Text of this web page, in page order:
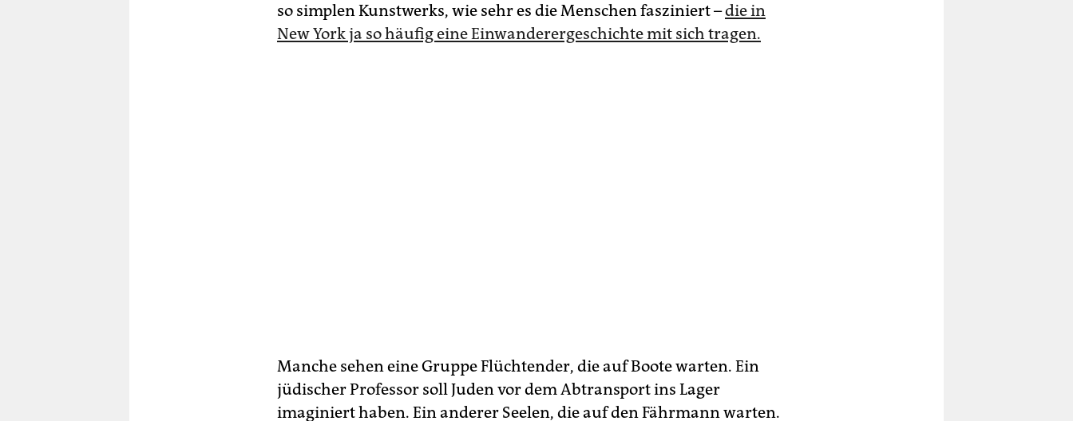
so simplen Kunstwerks, wie sehr es die Menschen fasziniert –die in
New York ja so häufig eine Einwanderergeschichte mit sich tragen.
Manche sehen eine Gruppe Flüchtender, die auf Boote warten. Ein
jüdischer Professor soll Juden vor dem Abtransport ins Lager
imaginiert haben. Ein anderer Seelen, die auf den Fährmann warten.